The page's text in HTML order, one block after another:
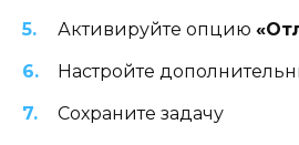
Активируйте опцию
Настройте
Сохраните задачу